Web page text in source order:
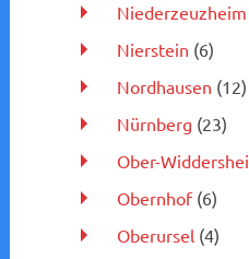
Niederzeuzheim
Nierstein (6)
Nordhausen (12)
Nürnberg (23)
Ober-
Obernhof(6)
Oberursel(4)